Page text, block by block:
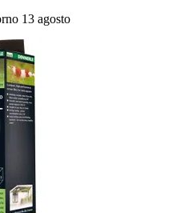
13 agosto